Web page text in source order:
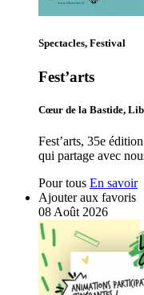
Spectacles, Festival
Fest’arts
Cœur de la Bastide,
Fest’arts, 35e
qui partage avec
Pour tous En savoir
Ajouter aux favoris
08 Août 2026